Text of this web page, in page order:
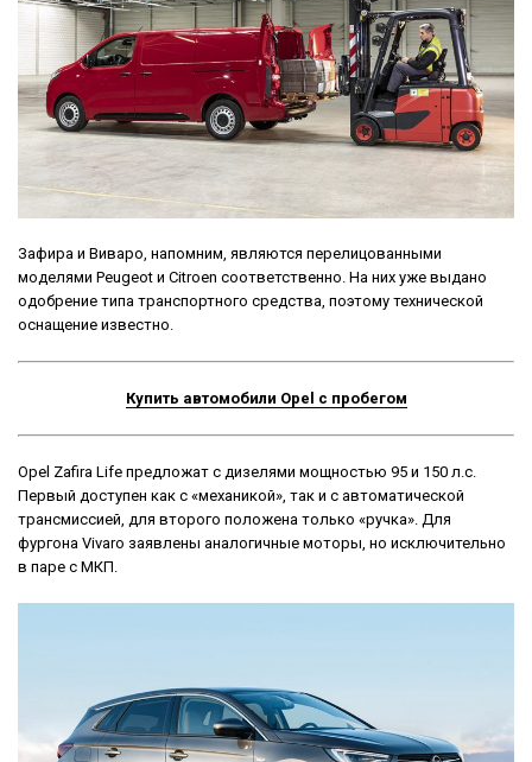
Зафира и Виваро, напомним, являются перелицованными
моделями Peugeot и Citroen соответственно. На них уже выдано
одобрение типа транспортного средства, поэтому технической
оснащение известно.
Купить автомобили Opel с пробегом
Opel Zafira Life предложат с дизелями мощностью 95 и 150 л.с.
Первый доступен как с «механикой», так и с автоматической
трансмиссией, для второго положена только «ручка». Для
фургона Vivaro заявлены аналогичные моторы, но исключительно
в паре с МКП.